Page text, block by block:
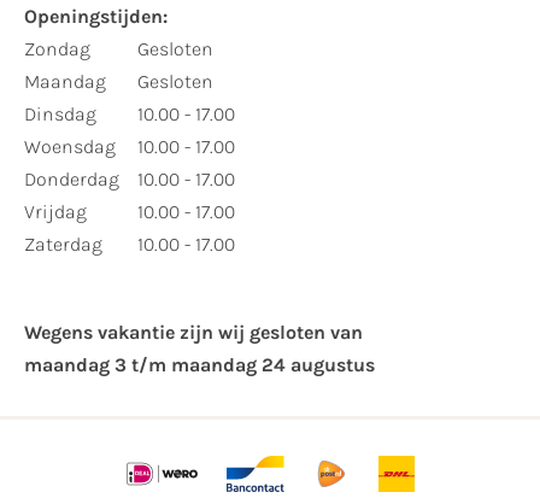
Openingstijden:
Zondag
Maandag
Dinsdag
Woensdag
Donderdag
Vrijdag
Zaterdag
Gesloten
Gesloten
10.00 - 17.00
10.00 - 17.00
10.00 - 17.00
10.00 - 17.00
10.00 - 17.00
Wegens vakantie zijn wij gesloten van ​
maandag 3 t/m maandag 24 augustus